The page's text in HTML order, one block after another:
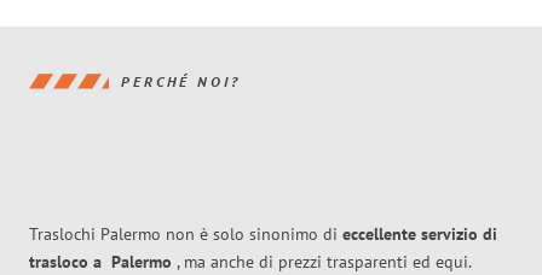
PERCHÉ NOI?
Traslochi Palermo non è solo sinonimo di eccellente servizio di
trasloco a Palermo , ma anche di prezzi trasparenti ed equi.